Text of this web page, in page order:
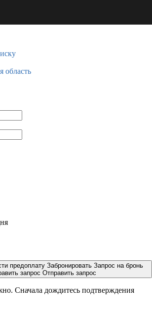
область
предоплату Забронировать Запрос на бронь
запрос Отправить запрос
Сначала дождитесь подтверждения